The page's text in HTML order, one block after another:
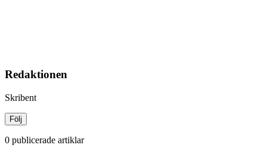
Redaktionen
Skribent
Följ
0 publicerade artiklar